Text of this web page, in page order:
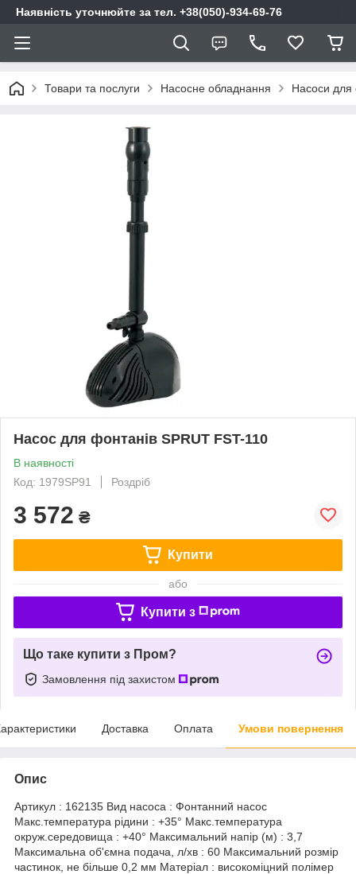
Наявність уточнюйте за тел. +38(050)-934-69-76
Товари та послуги Насосне обладнання Насоси для
Насос для фонтанів SPRUT FST-110
В наявності
Код: 1979SP91
Роздріб
3 572 ₴
Купити
або
Купити з
Що таке купити з Пром?
Замовлення під захистом
Доставка Оплата Умови повернення
Опис
Артикул : 162135 Вид насоса : Фонтанний насос
Макс.температура рідини : +35° Макс.температура
окруж.середовища : +40° Максимальний напір (м) : 3,7
Максимальна об'ємна подача, л/хв : 60 Максимальний розмір
частинок, не більше 0,2 мм Матеріал : високоміцний полімер